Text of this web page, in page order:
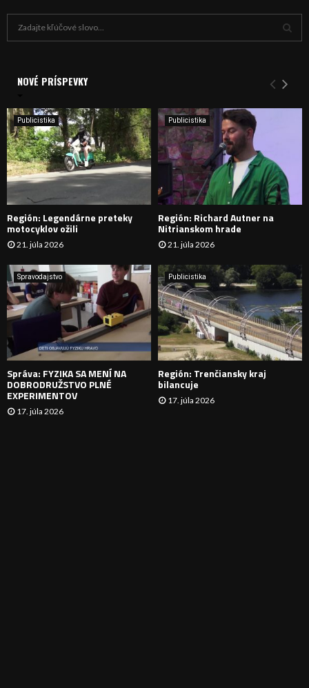
i
e
:
Y
H
D
A
N
I
E
NOVÉ PRÍSPEVKY
Publicistika
Región: Legendárne preteky
motocyklov ožili
21. júla 2026
Publicistika
Región: Richard Autner na
Nitrianskom hrade
21. júla 2026
Spravodajstvo
Správa: FYZIKA SA MENÍ NA
DOBRODRUŽSTVO PLNÉ
EXPERIMENTOV
17. júla 2026
Publicistika
Región: Trenčiansky kraj
bilancuje
17. júla 2026